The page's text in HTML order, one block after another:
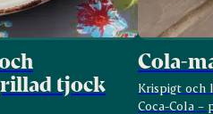
tjock
Cola-
Krispigt och
Coca-Cola